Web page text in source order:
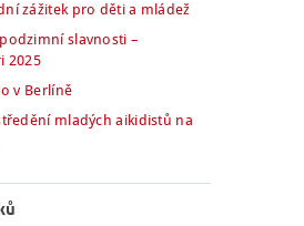
zážitek pro děti a mládež
slavnosti –
2025
v Berlíně
mladých aikidistů na